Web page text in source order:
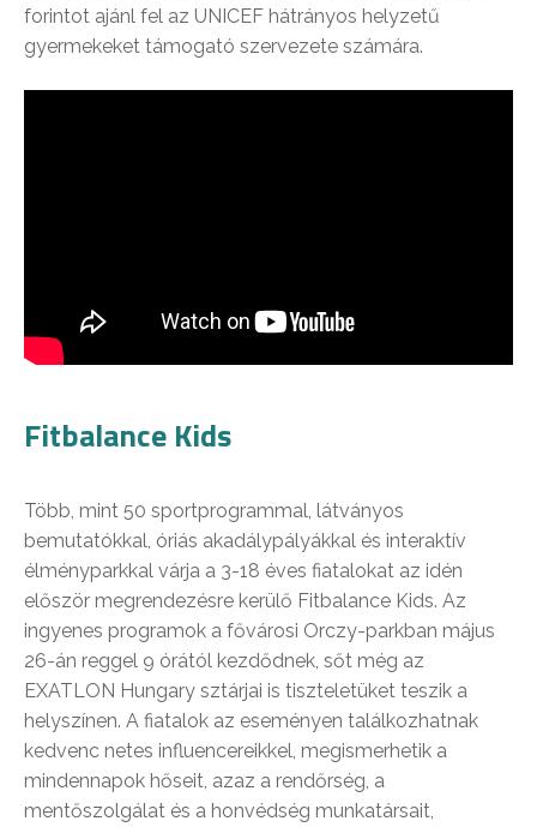
forintot ajánl fel az UNICEF hátrányos helyzetű
gyermekeket támogató szervezete számára.
Fitbalance Kids
Több, mint 50 sportprogrammal, látványos
bemutatókkal, óriás akadálypályákkal és interaktív
élményparkkal várja a 3-18 éves fiatalokat az idén
először megrendezésre kerülő Fitbalance Kids. Az
ingyenes programok a fővárosi Orczy-parkban május
26-án reggel 9 órától kezdődnek, sőt még az
EXATLON Hungary sztárjai is tiszteletüket teszik a
helyszínen. A fiatalok az eseményen találkozhatnak
kedvenc netes influencereikkel, megismerhetik a
mindennapok hőseit, azaz a rendőrség, a
mentőszolgálat és a honvédség munkatársait,